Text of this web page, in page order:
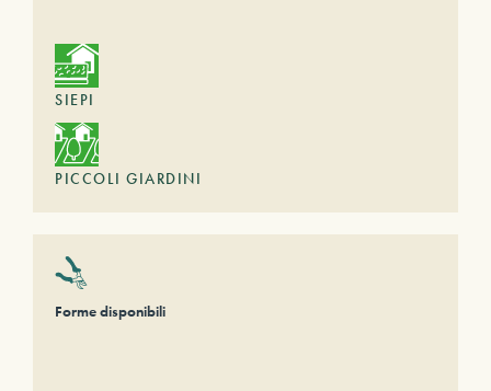
SIEPI
PICCOLI GIARDINI
Forme disponibili